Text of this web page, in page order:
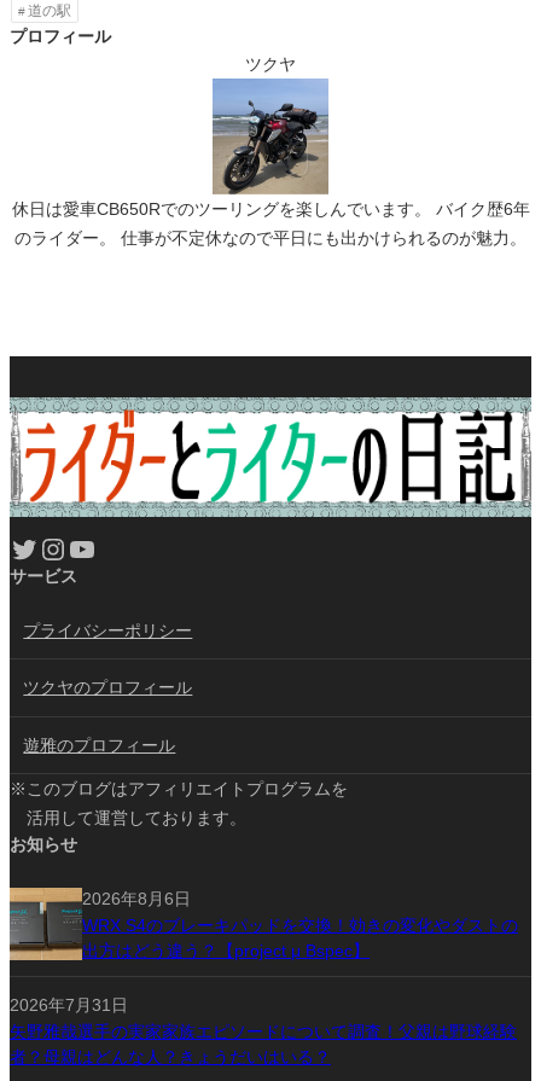
道の駅
プロフィール
ツクヤ
休日は愛車CB650Rでのツーリングを楽しんでいます。 バイク歴6年
のライダー。 仕事が不定休なので平日にも出かけられるのが魅力。
Twitter Instagram YouTube
サービス
プライバシーポリシー
ツクヤのプロフィール
遊雅のプロフィール
※このブログはアフィリエイトプログラムを
活用して運営しております。
お知らせ
2026年8月6日
WRX S4のブレーキパッドを交換！効きの変化やダストの
出方はどう違う？【project μ Bspec】
2026年7月31日
矢野雅哉選手の実家家族エピソードについて調査！父親は野球経験
者？母親はどんな人？きょうだいはいる？